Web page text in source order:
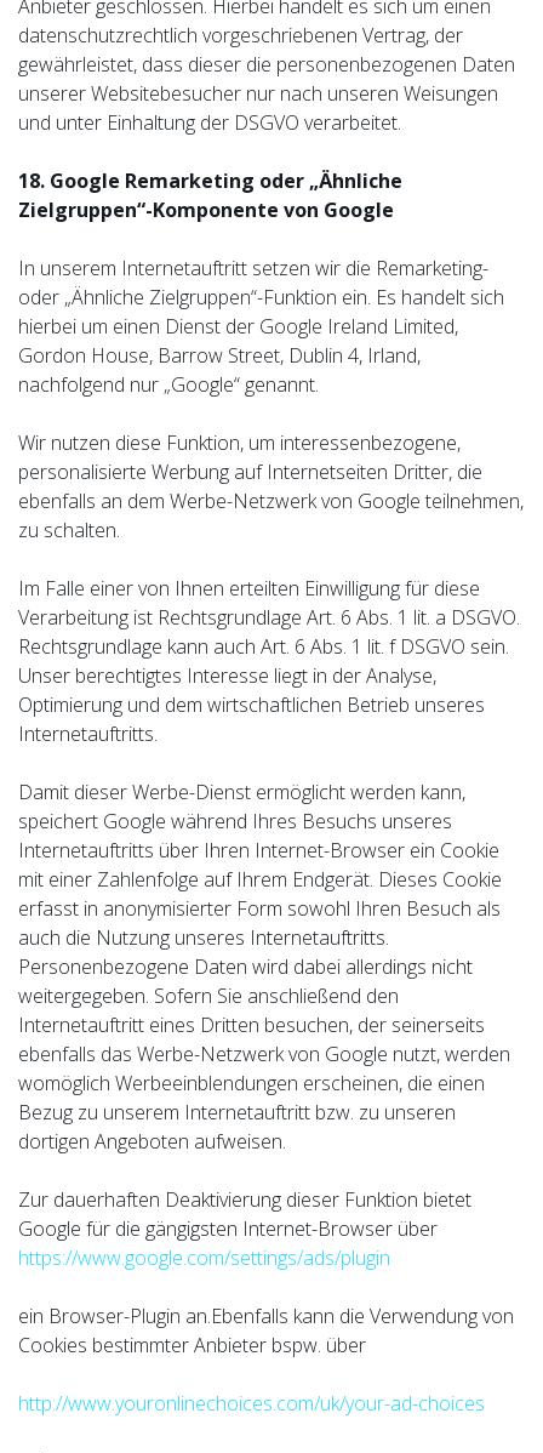
Anbieter geschlossen. Hierbei handelt es sich um einen
datenschutzrechtlich vorgeschriebenen Vertrag, der
gewährleistet, dass dieser die personenbezogenen Daten
unserer Websitebesucher nur nach unseren Weisungen
und unter Einhaltung der DSGVO verarbeitet.
18. Google Remarketing oder „Ähnliche
Zielgruppen“-Komponente von Google
In unserem Internetauftritt setzen wir die Remarketing-
oder „Ähnliche Zielgruppen“-Funktion ein. Es handelt sich
hierbei um einen Dienst der Google Ireland Limited,
Gordon House, Barrow Street, Dublin 4, Irland,
nachfolgend nur „Google“ genannt.
Wir nutzen diese Funktion, um interessenbezogene,
personalisierte Werbung auf Internetseiten Dritter, die
ebenfalls an dem Werbe-Netzwerk von Google teilnehmen,
zu schalten.
Im Falle einer von Ihnen erteilten Einwilligung für diese
Verarbeitung ist Rechtsgrundlage Art. 6 Abs. 1 lit. a DSGVO.
Rechtsgrundlage kann auch Art. 6 Abs. 1 lit. f DSGVO sein.
Unser berechtigtes Interesse liegt in der Analyse,
Optimierung und dem wirtschaftlichen Betrieb unseres
Internetauftritts.
Damit dieser Werbe-Dienst ermöglicht werden kann,
speichert Google während Ihres Besuchs unseres
Internetauftritts über Ihren Internet-Browser ein Cookie
mit einer Zahlenfolge auf Ihrem Endgerät. Dieses Cookie
erfasst in anonymisierter Form sowohl Ihren Besuch als
auch die Nutzung unseres Internetauftritts.
Personenbezogene Daten wird dabei allerdings nicht
weitergegeben. Sofern Sie anschließend den
Internetauftritt eines Dritten besuchen, der seinerseits
ebenfalls das Werbe-Netzwerk von Google nutzt, werden
womöglich Werbeeinblendungen erscheinen, die einen
Bezug zu unserem Internetauftritt bzw. zu unseren
dortigen Angeboten aufweisen.
Zur dauerhaften Deaktivierung dieser Funktion bietet
Google für die gängigsten Internet-Browser über
https://www.google.com/settings/ads/plugin
ein Browser-Plugin an.Ebenfalls kann die Verwendung von
Cookies bestimmter Anbieter bspw. über
http://www.youronlinechoices.com/uk/your-ad-choices